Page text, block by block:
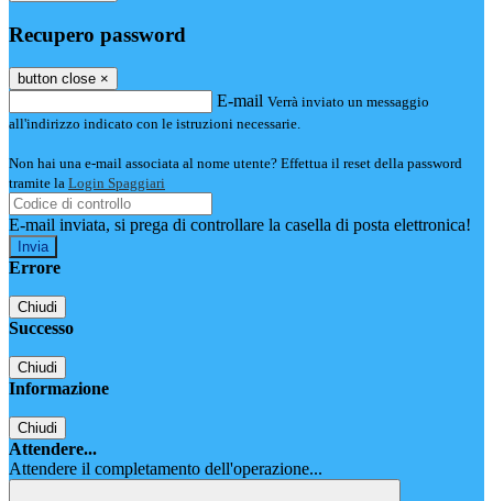
Recupero password
button close ×
E-mail Verrà inviato un messaggio
all'indirizzo indicato con le istruzioni necessarie.
Non hai una e-mail associata al nome utente? Effettua il reset della password
tramite la Login Spaggiari
E-mail inviata, si prega di controllare la casella di posta elettronica!
Errore
Chiudi
Successo
Chiudi
Informazione
Chiudi
Attendere...
Attendere il completamento dell'operazione...